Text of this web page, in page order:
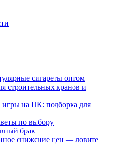
сигареты оптом
строительных кранов и
игры на ПК: подборка для
по выбору
брак
снижение цен — ловите